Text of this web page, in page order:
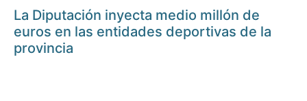
La Diputación inyecta medio millón de
euros en las entidades deportivas de la
provincia